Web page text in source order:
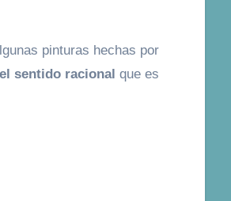
pinturas hechas por
sentido racional que es